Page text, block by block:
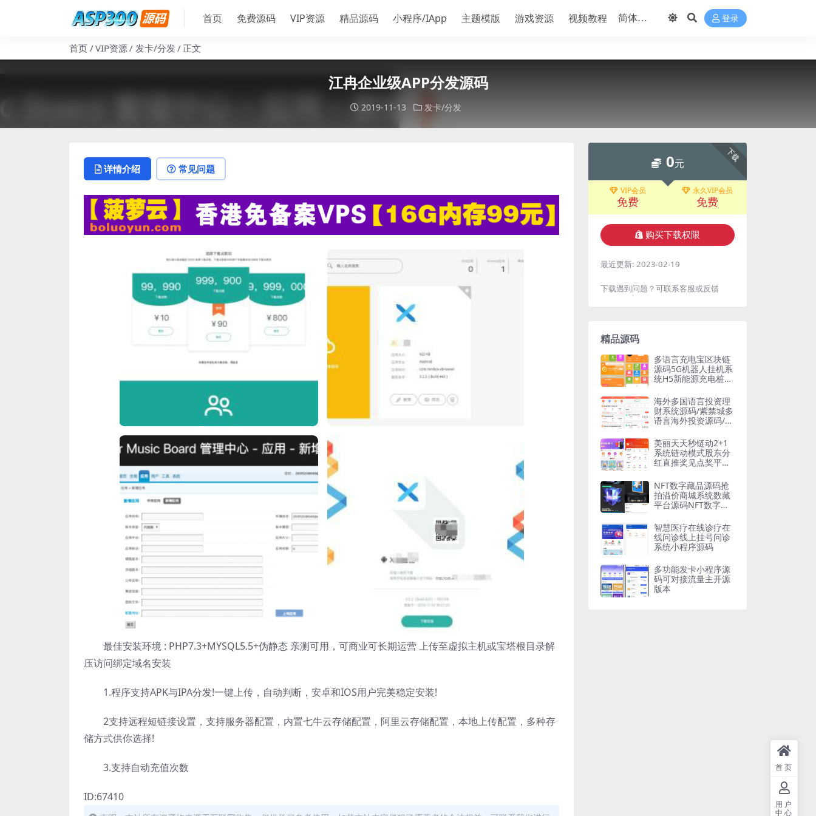
首页 免费源码 VIP资源 精品源码 小程序/IApp 主题模版 游戏资源 视频教程 登录
首页 VIP资源 发卡/分发 正文
江冉企业级APP分发源码
2019-11-13 发卡/分发
详情介绍 常见问题
最佳安装环境 : PHP7.3+MYSQL5.5+伪静态 亲测可用，可商业可长期运营 上传至虚拟主机或宝塔根目录解
压访问绑定域名安装
1.程序支持APK与IPA分发!一键上传，自动判断，安卓和IOS用户完美稳定安装!
2支持远程短链接设置，支持服务器配置，内置七牛云存储配置，阿里云存储配置，本地上传配置，多种存
储方式供你选择!
3.支持自动充值次数
ID:67410
下载
0元
VIP会员
免费
永久VIP会员
免费
购买下载权限
最近更新: 2023-02-19
下载遇到问题？可联系客服或反馈
精品源码
多语言充电宝区块链
源码5G机器人挂机系
统H5新能源充电桩多
目
海外多国语言投资理
财系统源码/紫禁城多
语言海外投资源码/投
美丽天天秒链动2+1
系统链动模式股东分
红直推奖见点奖平级
分销商城
NFT数字藏品源码抢
拍溢价商城系统数藏
平台源码NFT数字艺
智慧医疗在线诊疗在
线问诊线上挂号问诊
系统小程序源码
多功能发卡小程序源
码可对接流量主开源
版本
首页
用户
中心